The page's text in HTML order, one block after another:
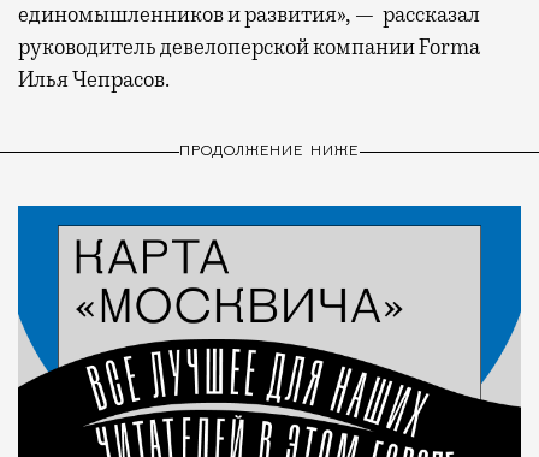
единомышленников и развития», — рассказал
руководитель девелоперской компании Forma
Илья Чепрасов.
ПРОДОЛЖЕНИЕ НИЖЕ